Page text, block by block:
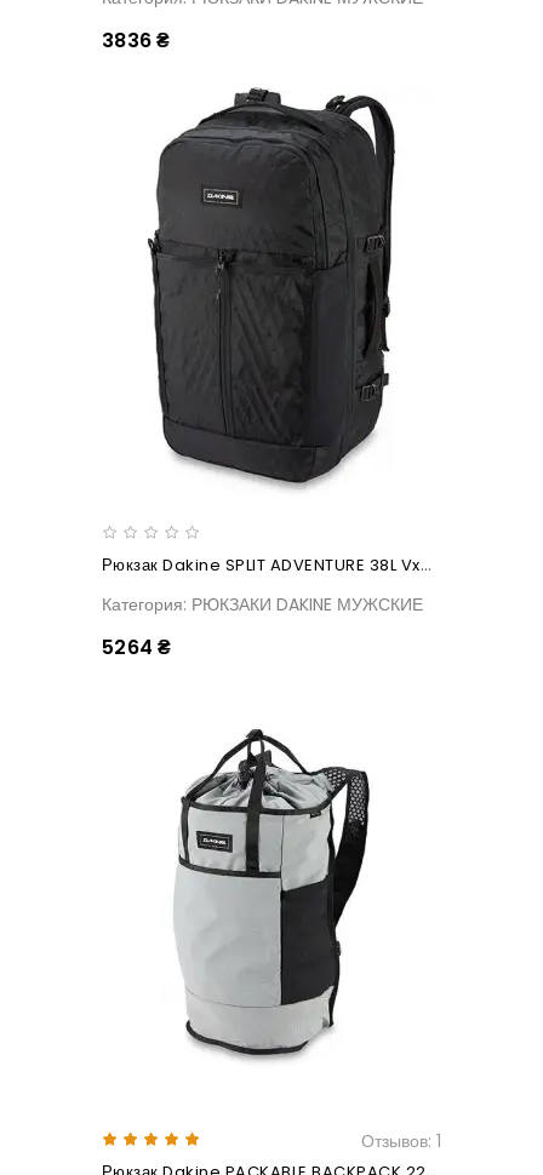
3836 ₴
Рюкзак Dakine SPLIT ADVENTURE 38L Vx21(молния)
Категория: РЮКЗАКИ DAKINE МУЖСКИЕ
5264 ₴
Отзывов: 1